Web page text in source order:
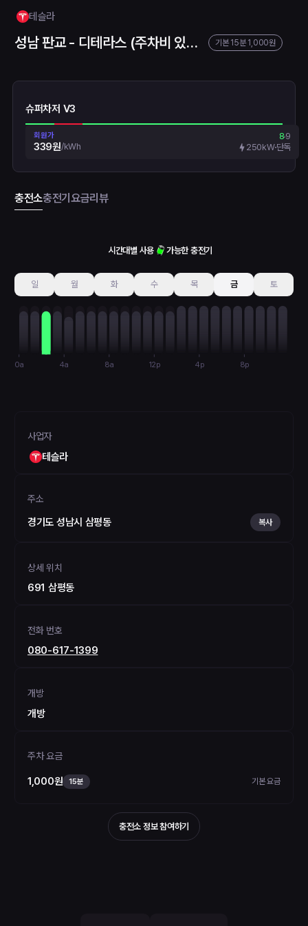
테슬라
성남 판교 - 디테라스 (주차비 있음, 4층 C21) 기본 15분 1,000원
슈퍼차저 V3
회원가
339원/kWh
89
250kW단독
충전소충전기요금리뷰
시간대별 사용 가능한 충전기
일 월 화 수 목 금 토
0a 4a 8a 12p 4p 8p
사업자
테슬라
주소
경기도 성남시 삼평동 복사
상세 위치
691 삼평동
전화 번호
080-617-1399
개방
개방
주차 요금
1,000원 15분 기본 요금
충전소 정보 참여하기